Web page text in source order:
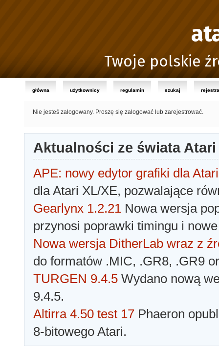
Twoje polskie
główna użytkownicy regulamin szukaj
Nie jesteś zalogowany. Proszę się zalogować lub zarejestrować.
Aktualności ze świata Atari
APE: nowy edytor grafiki dla Atari
dla Atari XL/XE, pozwalające
Gearlynx 1.2.21 Nowa wersja
przynosi poprawki timingu i
Nowa wersja DitherLab wraz z
do formatów .MIC, .GR8, .GR9
TURGEN 9.4.5 Wydano nową
9.4.5.
Altirra 4.50 test 17 Phaeron
8-bitowego Atari.